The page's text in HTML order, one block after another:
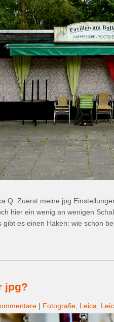
Q. Zuerst meine jpg
hier ein wenig an wenigen
gibt es einen Haken: wie schon
jpg?
| Fotografie, Leica,